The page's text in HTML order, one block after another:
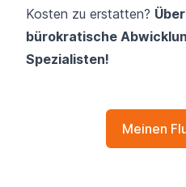
Kosten zu erstatten?
bürokratische
Spezialisten!
Meinen